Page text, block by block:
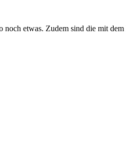
etwas. Zudem sind die mit